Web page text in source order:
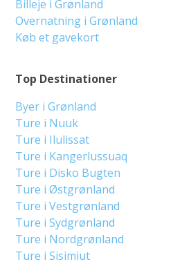
Top Destinationer
Byer i Grønland
Ture i Nuuk
Ture i Ilulissat
Ture i Kangerlussuaq
Ture i Disko Bugten
Ture i Østgrønland
Ture i Vestgrønland
Ture i Sydgrønland
Ture i Nordgrønland
Ture i Sisimiut
Billeje i Grønland
Overnatning i Grønland
Køb et gavekort